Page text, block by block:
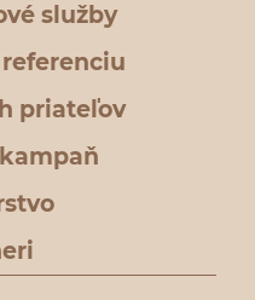
služby
priateľov